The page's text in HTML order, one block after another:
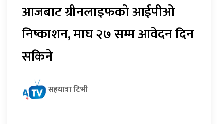
आजबाट ग्रीनलाइफको आईपीओ
निष्काशन, माघ २७ सम्म आवेदन दिन
सकिने
सहयात्रा टिभी